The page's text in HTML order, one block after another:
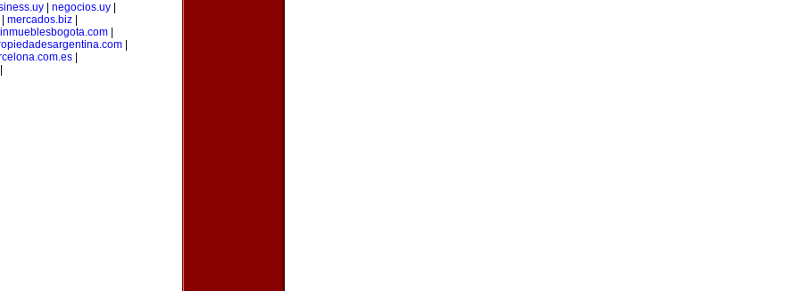
| negocios.uy|
mercados.biz|
inmueblesbogota.com|
|